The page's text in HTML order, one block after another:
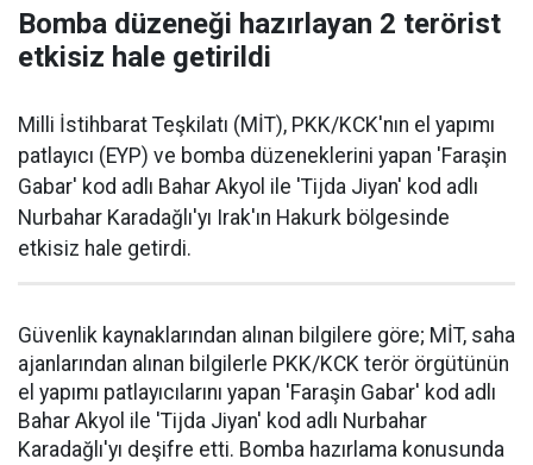
Bomba düzeneği hazırlayan 2 terörist
etkisiz hale getirildi
Milli İstihbarat Teşkilatı (MİT), PKK/KCK'nın el yapımı
patlayıcı (EYP) ve bomba düzeneklerini yapan 'Faraşin
Gabar' kod adlı Bahar Akyol ile 'Tijda Jiyan' kod adlı
Nurbahar Karadağlı'yı Irak'ın Hakurk bölgesinde
etkisiz hale getirdi.
Güvenlik kaynaklarından alınan bilgilere göre; MİT, saha
ajanlarından alınan bilgilerle PKK/KCK terör örgütünün
el yapımı patlayıcılarını yapan 'Faraşin Gabar' kod adlı
Bahar Akyol ile 'Tijda Jiyan' kod adlı Nurbahar
Karadağlı'yı deşifre etti. Bomba hazırlama konusunda